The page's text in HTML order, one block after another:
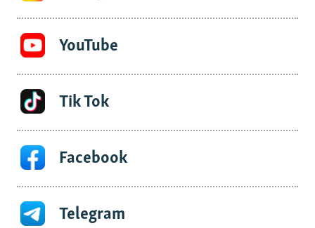
YouTube
Tik Tok
Facebook
Telegram